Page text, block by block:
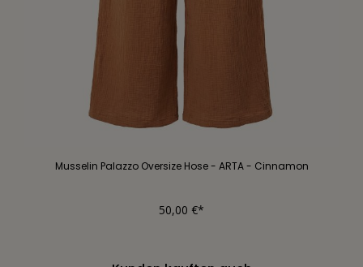
Musselin Palazzo Oversize Hose - ARTA - Cinnamon
50,00 €*